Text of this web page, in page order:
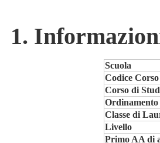
1.
Scuola
Codice
Corso di
Ordinamento
Classe di
Livello
Primo AA di